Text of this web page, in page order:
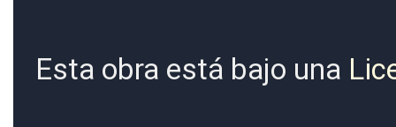
Esta obra está bajo una